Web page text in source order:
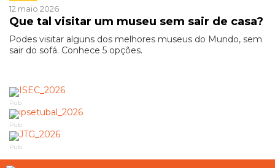
12 maio 2026
Que tal visitar um museu sem sair de casa?
Podes visitar alguns dos melhores museus do Mundo, sem
sair do sofá. Conhece 5 opções.
Pub
Pub
Pub